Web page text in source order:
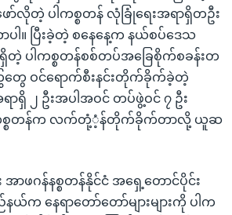
ာ်လိုတဲ့ ပါကစ္စတန် လုံခြုံရေးအရာရှိတဦး
ပါ။ ပြီးခဲ့တဲ့ စနေနေ့က နယ်စပ်ဒေသ
ာရှိတဲ့ ပါကစ္စတန်စစ်တပ်အခြေစိုက်စခန်းတ
တွေ ဝင်ရောက်စီးနင်းတိုက်ခိုက်ခဲ့တဲ့
ရှိ ၂ ဦးအပါအဝင် တပ်ဖွဲ့ဝင် ၇ ဦး
စ္စတန်က လက်တုံ့ံ့န်တိုက်ခိုက်တာလို့ ယူဆ
အာဖဂန်နစ္စတန်နိုင်ငံ အရှေ့တောင်ပိုင်း
ည်နယ်က နေရာတော်တော်များများကို ပါက